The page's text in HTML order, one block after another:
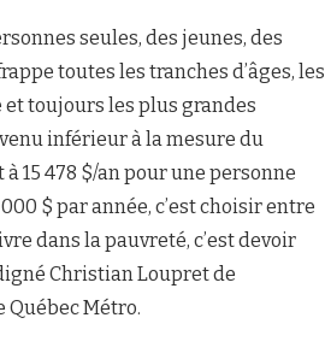
seules, des jeunes, des
toutes les tranches d’âges, les
et toujours les plus grandes
inférieur à la mesure du
15 478 $/an pour une personne
$ par année, c’est choisir entre
dans la pauvreté, c’est devoir
Christian Loupret de
Québec Métro.